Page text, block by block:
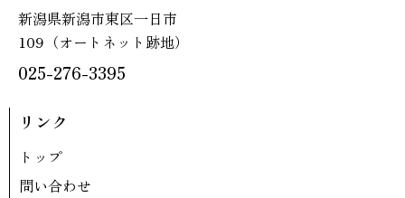
新潟県新潟市東区一日市
109（オートネット跡地）
025-276-3395
リンク
トップ
問い合わせ